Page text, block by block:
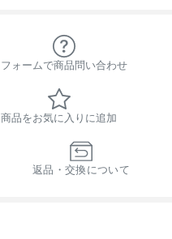
フォームで商品問い合わせ
商品をお気に入りに追加
返品・交換について